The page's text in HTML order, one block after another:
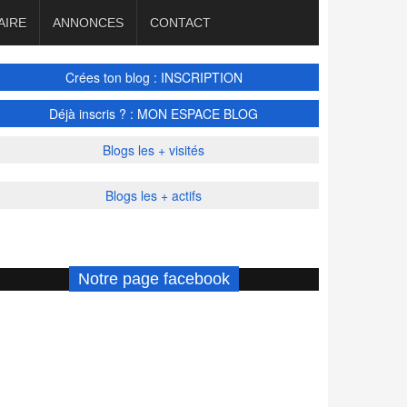
ANNONCES CONTACT
Crées ton blog : INSCRIPTION
Déjà inscris ? : MON ESPACE BLOG
Blogs les + visités
Blogs les + actifs
Notre page facebook